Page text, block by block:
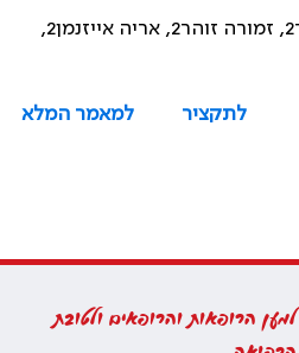
ריימונד פרח1, אווה שטיינר2, זמורה זוהר2, אריה אייזנמן2,
לתקציר
למאמר המלא
למען הרופאות והרופאים ולטובת